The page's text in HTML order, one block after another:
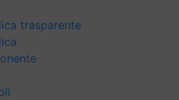
trasparente